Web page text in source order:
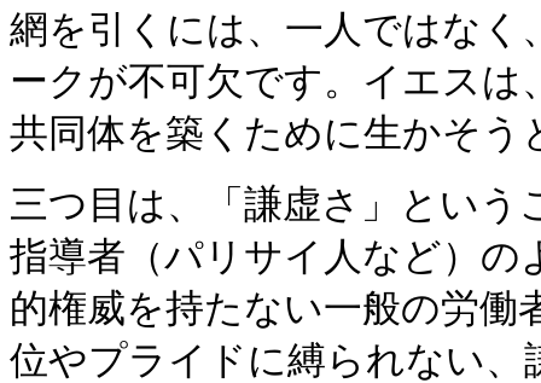
網を引くには、一人ではな
ークが不可欠です。イエス
共同体を築くために生かそう
三つ目は、「謙虚さ」という
指導者（パリサイ人など）の
的権威を持たない一般の労
位やプライドに縛られない